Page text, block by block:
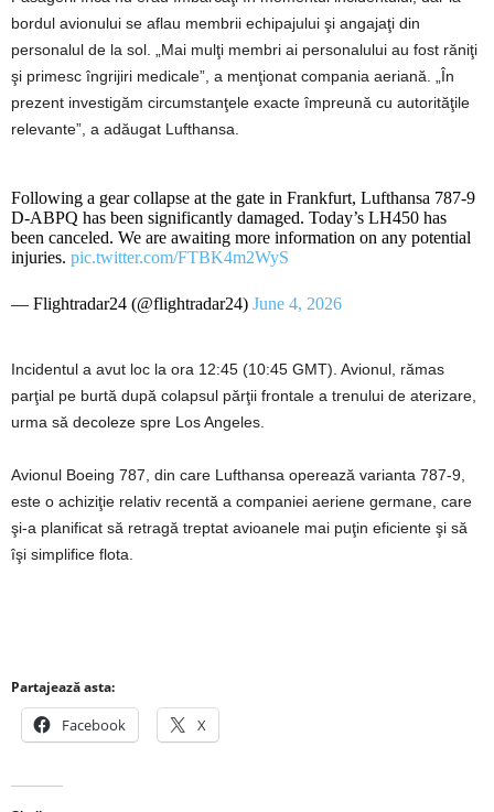
bordul avionului se aflau membrii echipajului şi angajaţi din
personalul de la sol. „Mai mulţi membri ai personalului au fost răniţi
şi primesc îngrijiri medicale”, a menţionat compania aeriană. „În
prezent investigăm circumstanţele exacte împreună cu autorităţile
relevante”, a adăugat Lufthansa.
Following a gear collapse at the gate in Frankfurt, Lufthansa 787-9
D-ABPQ has been significantly damaged. Today’s LH450 has
been canceled. We are awaiting more information on any potential
injuries. pic.twitter.com/FTBK4m2WyS
— Flightradar24 (@flightradar24) June 4, 2026
Incidentul a avut loc la ora 12:45 (10:45 GMT). Avionul, rămas
parţial pe burtă după colapsul părţii frontale a trenului de aterizare,
urma să decoleze spre Los Angeles.
Avionul Boeing 787, din care Lufthansa operează varianta 787-9,
este o achiziţie relativ recentă a companiei aeriene germane, care
şi-a planificat să retragă treptat avioanele mai puţin eficiente şi să
îşi simplifice flota.
Partajează asta:
Facebook X